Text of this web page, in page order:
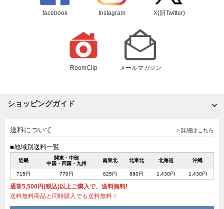
facebook Instagram X(旧Twitter)
RoomClip メールマガジン
ショッピングガイド
送料について > 詳細はこちら
■地域別送料一覧
近畿
関東・中部
中国・四国・九州
南東北 北東北 北海道 沖縄
715円 770円 825円 880円 1,430円 1,430円
通常5,500円(税込)以上ご購入で、送料無料!
送料無料商品と同時購入でも送料無料！